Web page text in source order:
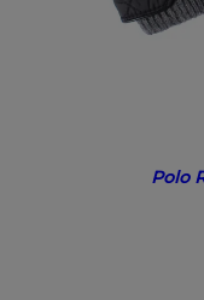
Polo